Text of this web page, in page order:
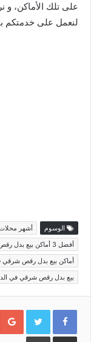
على تلك الأماكن، و
لنعمل على خدمتكم
الوسوم
أشهر
أفضل 3 أماكن بيع بدل رقص شرقي في الدمام
أماكن بيع بدل رقص شرقي
بيع بدل رقص شرقي في
مشاركةطباعة